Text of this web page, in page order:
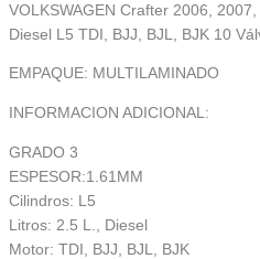
VOLKSWAGEN Crafter 2006,
Diesel L5 TDI, BJJ, BJL, BJK 10
EMPAQUE: MULTILAMINADO
INFORMACION ADICIONAL:
GRADO 3
ESPESOR:1.61MM
Cilindros: L5
Litros: 2.5 L., Diesel
Motor: TDI, BJJ, BJL, BJK